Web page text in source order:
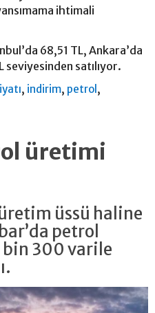
ihtimali
68,51 TL, Ankara’da
seviyesinden satılıyor.
, indirim, petrol ,
üretimi
üssü haline
petrol
300 varile